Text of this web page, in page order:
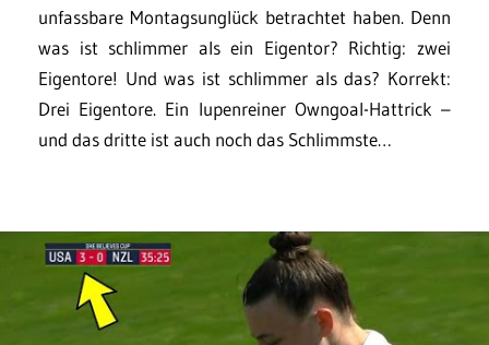
unfassbare Montagsunglück betrachtet haben. Denn
was ist schlimmer als ein Eigentor? Richtig: zwei
Eigentore! Und was ist schlimmer als das? Korrekt:
Drei Eigentore. Ein lupenreiner Owngoal-Hattrick –
und das dritte ist auch noch das Schlimmste…